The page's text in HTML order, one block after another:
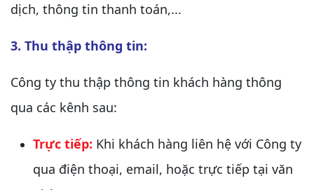
dịch, thông tin thanh toán,...
3. Thu thập thông tin:
Công ty thu thập thông tin khách hàng thông
qua các kênh sau:
Trực tiếp: Khi khách hàng liên hệ với Công ty
qua điện thoại, email, hoặc trực tiếp tại văn